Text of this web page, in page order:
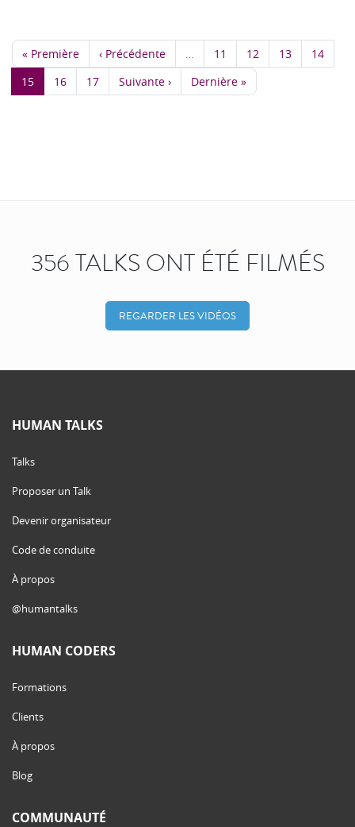
« Première ‹ Précédente 11 12 13
14
15
16 17 Suivante › Dernière »
356 TALKS ONT ÉTÉ FILMÉS
REGARDER LES VIDÉOS
HUMAN TALKS
Talks
Proposer un Talk
Devenir organisateur
Code de conduite
À propos
@humantalks
HUMAN CODERS
Formations
Clients
À propos
Blog
COMMUNAUTÉ